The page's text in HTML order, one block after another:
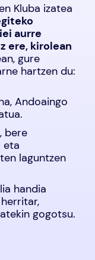
Kluba izatea
aurre
ere, kirolean
gure
hartzen du:
Andoaingo
bere
eta
laguntzen
handia
gogotsu.